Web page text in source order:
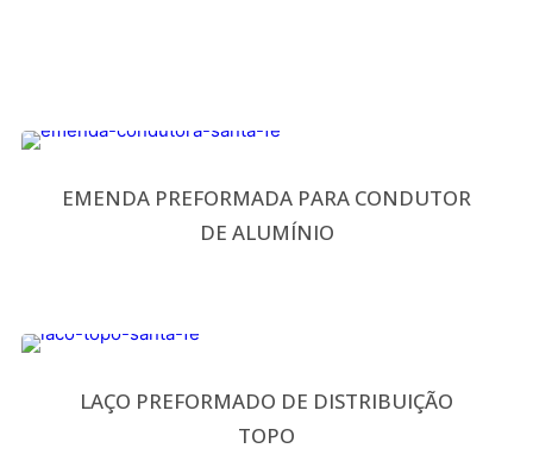
EMENDA PREFORMADA PARA CONDUTOR
DE ALUMÍNIO
LAÇO PREFORMADO DE DISTRIBUIÇÃO
TOPO